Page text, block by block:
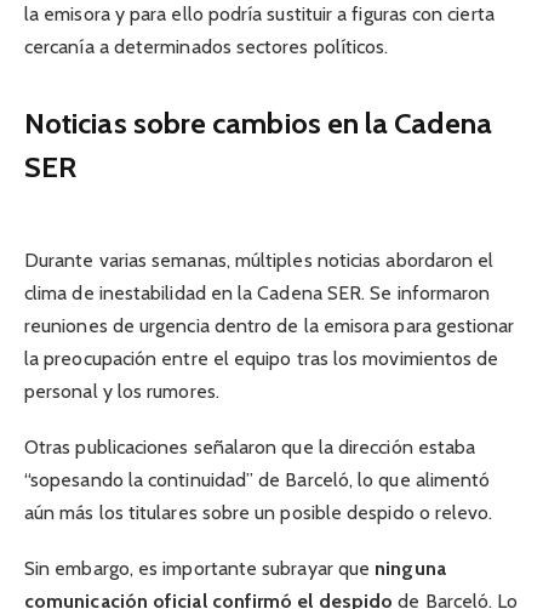
la emisora y para ello podría sustituir a figuras con cierta
cercanía a determinados sectores políticos.
Noticias sobre cambios en la Cadena
SER
Durante varias semanas, múltiples noticias abordaron el
clima de inestabilidad en la Cadena SER. Se informaron
reuniones de urgencia dentro de la emisora para gestionar
la preocupación entre el equipo tras los movimientos de
personal y los rumores.
Otras publicaciones señalaron que la dirección estaba
“sopesando la continuidad” de Barceló, lo que alimentó
aún más los titulares sobre un posible despido o relevo.
Sin embargo, es importante subrayar que ninguna
comunicación oficial confirmó el despido de Barceló. Lo